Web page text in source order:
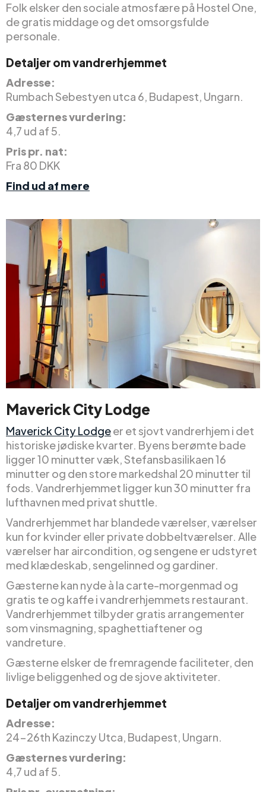
Folk elsker den sociale atmosfære på Hostel One,
de gratis middage og det omsorgsfulde
personale.
Detaljer om vandrerhjemmet
Adresse:
Rumbach Sebestyen utca 6, Budapest, Ungarn.
Gæsternes vurdering:
4,7 ud af 5.
Pris pr. nat:
Fra 80 DKK
Find ud af mere
Maverick City Lodge
Maverick City Lodgeer et sjovt vandrerhjem i det
historiske jødiske kvarter. Byens berømte bade
ligger 10 minutter væk, Stefansbasilikaen 16
minutter og den store markedshal 20 minutter til
fods. Vandrerhjemmet ligger kun 30 minutter fra
lufthavnen med privat shuttle.
Vandrerhjemmet har blandede værelser, værelser
kun for kvinder eller private dobbeltværelser. Alle
værelser har aircondition, og sengene er udstyret
med klædeskab, sengelinned og gardiner.
Gæsterne kan nyde à la carte-morgenmad og
gratis te og kaffe i vandrerhjemmets restaurant.
Vandrerhjemmet tilbyder gratis arrangementer
som vinsmagning, spaghettiaftener og
vandreture.
Gæsterne elsker de fremragende faciliteter, den
livlige beliggenhed og de sjove aktiviteter.
Detaljer om vandrerhjemmet
Adresse:
24-26th Kazinczy Utca, Budapest, Ungarn.
Gæsternes vurdering:
4,7 ud af 5.